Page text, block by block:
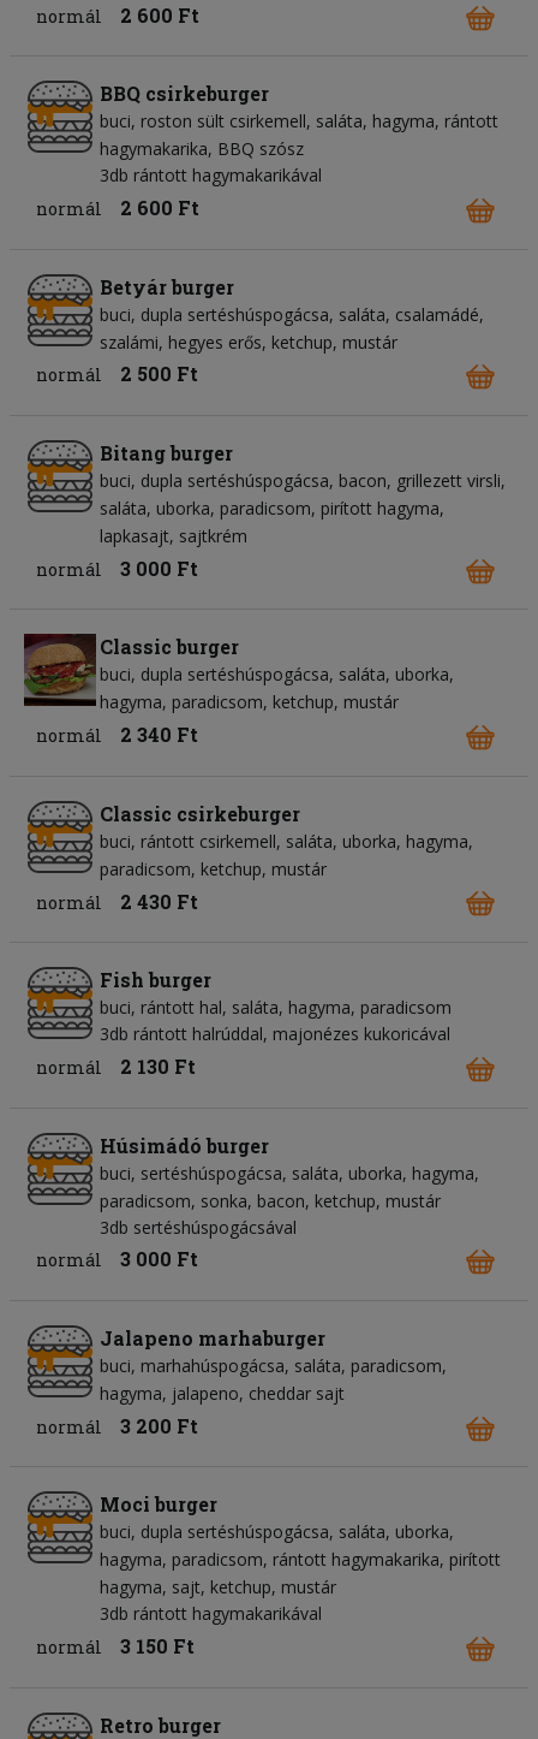
normál
2 600 Ft
BBQ csirkeburger
buci roston sült csirkemell saláta hagyma rántott
hagymakarika BBQ szósz
3db rántott hagymakarikával
normál
2 600 Ft
Betyár burger
buci dupla sertéshúspogácsa saláta csalamádé
szalámi hegyes erős ketchup mustár
normál
2 500 Ft
Bitang burger
buci dupla sertéshúspogácsa bacon grillezett virsli
saláta uborka paradicsom pirított hagyma
lapkasajt sajtkrém
normál
3 000 Ft
Classic burger
buci dupla sertéshúspogácsa saláta uborka
hagyma paradicsom ketchup mustár
normál
2 340 Ft
Classic csirkeburger
buci rántott csirkemell saláta uborka hagyma
paradicsom ketchup mustár
normál
2 430 Ft
Fish burger
buci rántott hal saláta hagyma paradicsom
3db rántott halrúddal, majonézes kukoricával
normál
2 130 Ft
Húsimádó burger
buci sertéshúspogácsa saláta uborka hagyma
paradicsom sonka bacon ketchup mustár
3db sertéshúspogácsával
normál
3 000 Ft
Jalapeno marhaburger
buci marhahúspogácsa saláta paradicsom
hagyma jalapeno cheddar sajt
normál
3 200 Ft
Moci burger
buci dupla sertéshúspogácsa saláta uborka
hagyma paradicsom rántott hagymakarika pirított
hagyma sajt ketchup mustár
3db rántott hagymakarikával
normál
3 150 Ft
Retro burger